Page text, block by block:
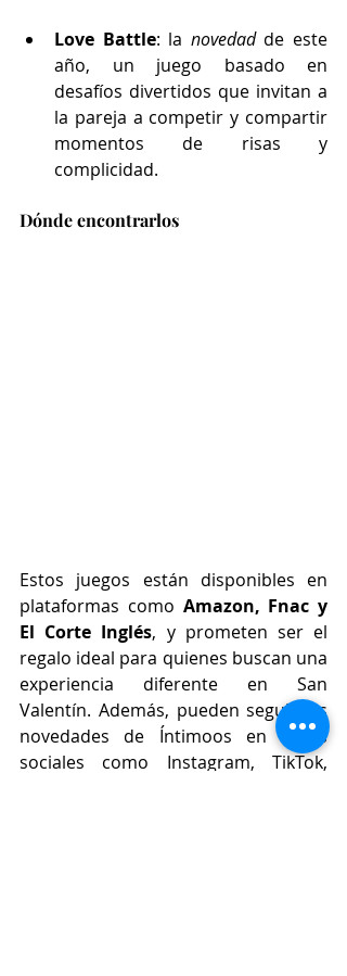
Love Battle: la novedad de este
año, un juego basado en
desafíos divertidos que invitan a
la pareja a competir y compartir
momentos de risas y
complicidad.
Dónde encontrarlos
Estos juegos están disponibles en
plataformas como Amazon, Fnac y
El Corte Inglés, y prometen ser el
regalo ideal para quienes buscan una
experiencia diferente en San
Valentín. Además, pueden seguir las
novedades de Íntimoos en redes
sociales como Instagram, TikTok,